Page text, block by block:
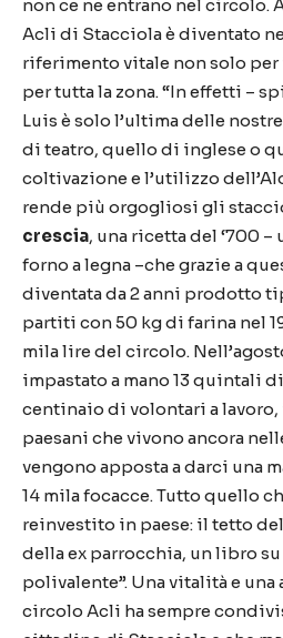
non ce ne entrano nel circolo.
Acli di Stacciola è diventato
riferimento vitale non solo
per tutta la zona. “In effetti –
Luis è solo l’ultima delle
di teatro, quello di inglese o
coltivazione e l’utilizzo
rende più orgogliosi gli
crescia, una ricetta del ‘700
forno a legna –che grazie a
diventata da 2 anni prodotto
partiti con 50 kg di farina nel
mila lire del circolo.
impastato a mano 13 quintali
centinaio di volontari a
paesani che vivono ancora
vengono apposta a darci una
14 mila focacce. Tutto quello
reinvestito in paese: il tetto
della ex parrocchia, un libro
polivalente”. Una vitalità e
circolo Acli ha sempre